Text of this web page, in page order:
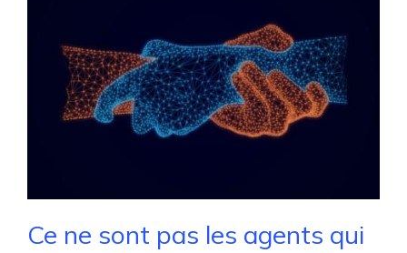
Ce ne sont pas les agents qui